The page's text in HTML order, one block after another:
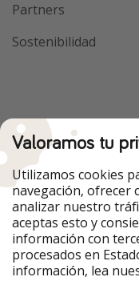
Partners
Sostenibilidad
Valoramos tu
Utilizamos cookies
navegación, ofrecer
analizar nuestro
aceptas esto y
información con
procesados en
información, lea